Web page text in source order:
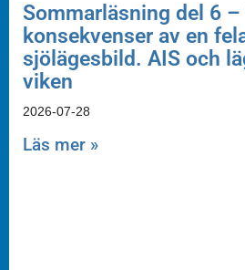
Sommarläsning del 6 –
konsekvenser av en
sjölägesbild. AIS och
viken
2026-07-28
Läs mer »